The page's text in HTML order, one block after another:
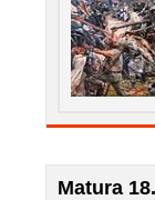
Matura